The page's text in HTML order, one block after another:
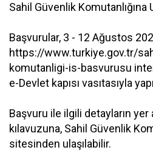
Sahil Güvenlik Komutanlığına
Başvurular, 3 - 12 Ağustos
https://www.turkiye.gov.tr/
komutanligi-is-basvurusu
e-Devlet kapısı vasıtasıyla
Başvuru ile ilgili detayların yer
kılavuzuna, Sahil Güvenlik
sitesinden ulaşılabilir.